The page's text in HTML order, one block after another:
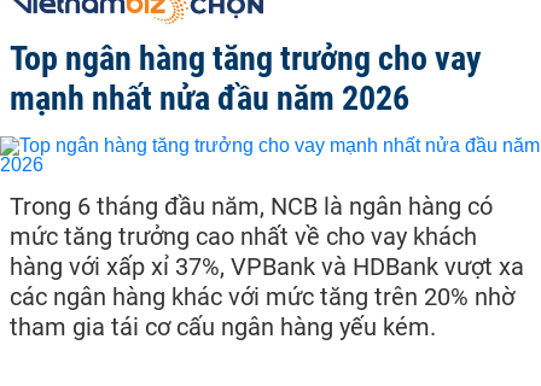
Top ngân hàng tăng trưởng cho vay
mạnh nhất nửa đầu năm 2026
Trong 6 tháng đầu năm, NCB là ngân hàng có
mức tăng trưởng cao nhất về cho vay khách
hàng với xấp xỉ 37%, VPBank và HDBank vượt xa
các ngân hàng khác với mức tăng trên 20% nhờ
tham gia tái cơ cấu ngân hàng yếu kém.